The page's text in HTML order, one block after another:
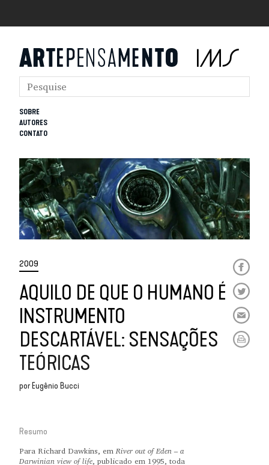
SOBRE
AUTORES
CONTATO
2009
AQUILO DE QUE O HUMANO É
INSTRUMENTO
DESCARTÁVEL: SENSAÇÕES
TEÓRICAS
porEugênio Bucci
Resumo
Para Richard Dawkins, em River out of Eden – a
Darwinian view of life, publicado em 1995, toda